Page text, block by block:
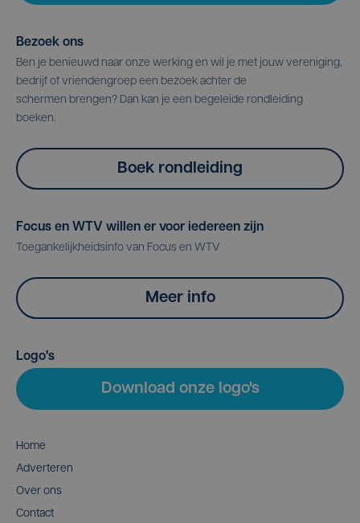
Bezoek ons
Ben je benieuwd naar onze werking en wil je met jouw vereniging,
bedrijf of vriendengroep een bezoek achter de
schermen brengen? Dan kan je een begeleide rondleiding
boeken.
Boek rondleiding
Focus en WTV willen er voor iedereen zijn
Toegankelijkheidsinfo van Focus en WTV
Meer info
Logo's
Download onze logo's
Home
Adverteren
Over ons
Contact